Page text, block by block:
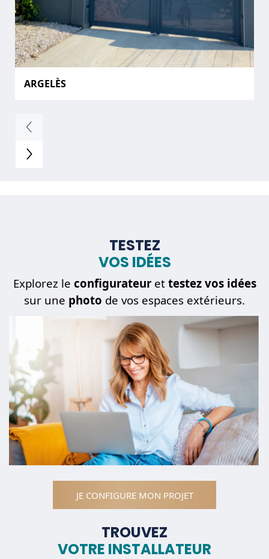
ARGELÈS
TESTEZ
VOS IDÉES
Explorez le configurateuret testez vos idées
sur une photo de vos espaces extérieurs.
JE CONFIGURE MON PROJET
TROUVEZ
VOTRE INSTALLATEUR